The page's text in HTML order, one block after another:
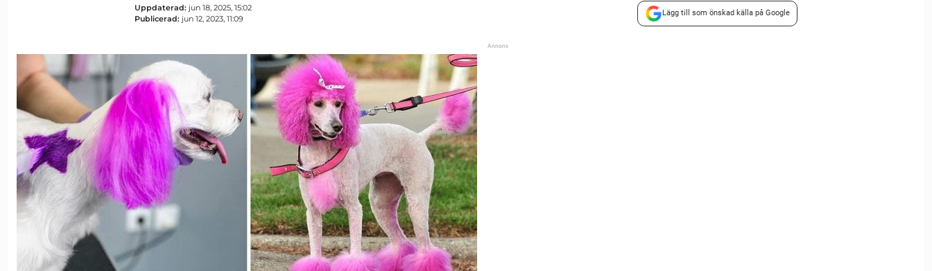
Uppdaterad: jun 18, 2025, 15:02
Publicerad: jun 12, 2023, 11:09
Lägg till som önskad källa på Google